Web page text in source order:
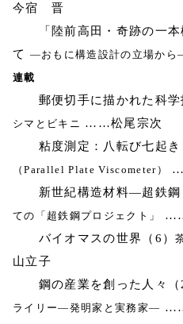
今宿 晋
「陸前高田・奇跡の一本
て ―おもに構造設計の立場から
連載
郵便切手に描かれた科学
シマとビキニ
……松尾宗次
粘度測定：八転び七起き
（Parallel Plate Viscometer）
新世紀構造材料―超鉄鋼
ての「超鉄鋼プロジェクト」
バイオマスの世界（6）
山立子
鋼の産業を創った人々（2
ライリー―発明家と実務家―